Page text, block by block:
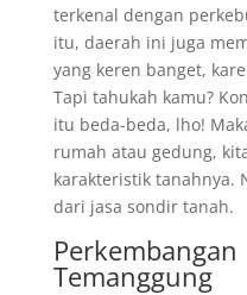
terkenal dengan
itu, daerah ini juga
yang keren banget,
Tapi tahukah kamu?
itu beda-beda, lho!
rumah atau gedung,
karakteristik tanahnya.
dari jasa sondir tanah.
Temanggung